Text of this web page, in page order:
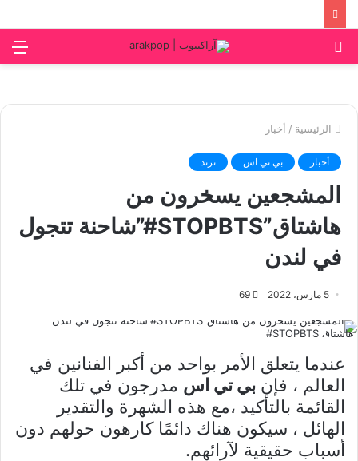
الرئيسية / أخبار
أخبار بي تي اس ترند
المشجعين يسخرون من
هاشتاق”STOPBTS#”شاحنة تتجول
في لندن
5 مارس، 2022 69
هاشتاق STOPBTS#
عندما يتعلق الأمر بواحد من أكبر الفنانين في
العالم ، فإن بي تي اس مدرجون في تلك
القائمة بالتأكيد ،مع هذه الشهرة والتقدير
الهائل ، سيكون هناك دائمًا كارهون حولهم دون
أسباب حقيقية لآرائهم.